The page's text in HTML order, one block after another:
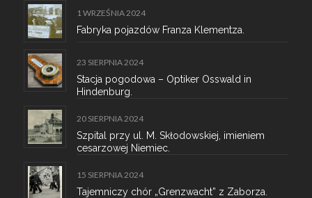
1 WRZEŚNIA 2024
Fabryka pojazdów Franza Klementza.
23 SIERPNIA 2024
Stacja pogodowa – Optiker Osswald in
Hindenburg.
20 SIERPNIA 2024
Szpital przy ul. M. Skłodowskiej, imieniem
cesarzowej Niemiec.
15 SIERPNIA 2024
Tajemniczy chór „Grenzwacht” z Zaborza.